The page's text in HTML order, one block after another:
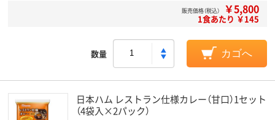
販売価格（税込） ￥5,800
1食あたり ￥145
数量 カゴへ
日本ハム レストラン仕様カレー（甘口）1セット
（4袋入×2パック）